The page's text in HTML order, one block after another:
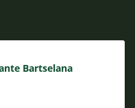
Bartselana